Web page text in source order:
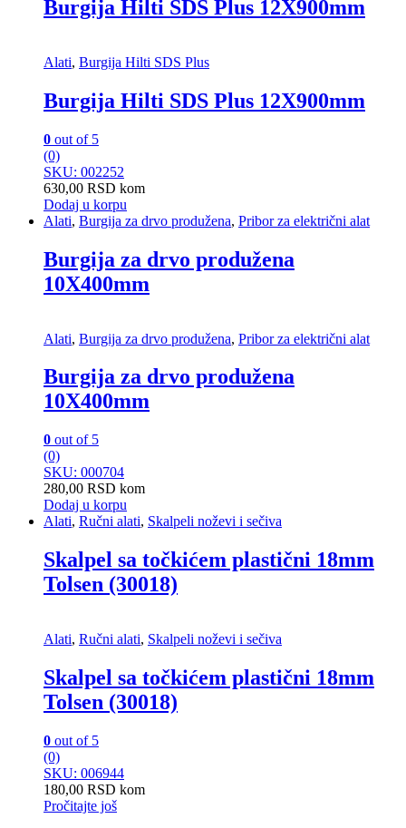
Burgija Hilti SDS Plus 12X900mm
Alati, Burgija Hilti SDS Plus
Burgija Hilti SDS Plus 12X900mm
0 out of 5
(0)
SKU: 002252
630,00 RSD kom
Dodaj u korpu
Alati, Burgija za drvo produžena, Pribor za električni alat
Burgija za drvo produžena
10X400mm
Alati, Burgija za drvo produžena, Pribor za električni alat
Burgija za drvo produžena
10X400mm
0 out of 5
(0)
SKU: 000704
280,00 RSD kom
Dodaj u korpu
Alati, Ručni alati, Skalpeli noževi i sečiva
Skalpel sa točkićem plastični 18mm
Tolsen (30018)
Alati, Ručni alati, Skalpeli noževi i sečiva
Skalpel sa točkićem plastični 18mm
Tolsen (30018)
0 out of 5
(0)
SKU: 006944
180,00 RSD kom
Pročitajte još